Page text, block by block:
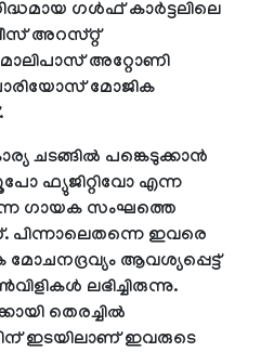
ഗൾഫ് കാർട്ടലിലെ
അറസ്റ്റ്
അറ്റോണി
മോജിക
ചടങ്ങിൽ പങ്കെടുക്കാൻ
ഫ്യുജിറ്റിവോ എന്ന
ഗായക സംഘത്തെ
പിന്നാലെതന്നെ ഇവരെ
ആവശ്യപ്പെട്ട്
ലഭിച്ചിരുന്നു.
തെരച്ചിൽ
ഇടയിലാണ് ഇവരുടെ